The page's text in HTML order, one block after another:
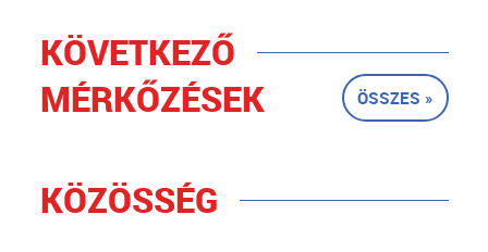
KÖVETKEZŐ
MÉRKŐZÉSEK
ÖSSZES »
KÖZÖSSÉG